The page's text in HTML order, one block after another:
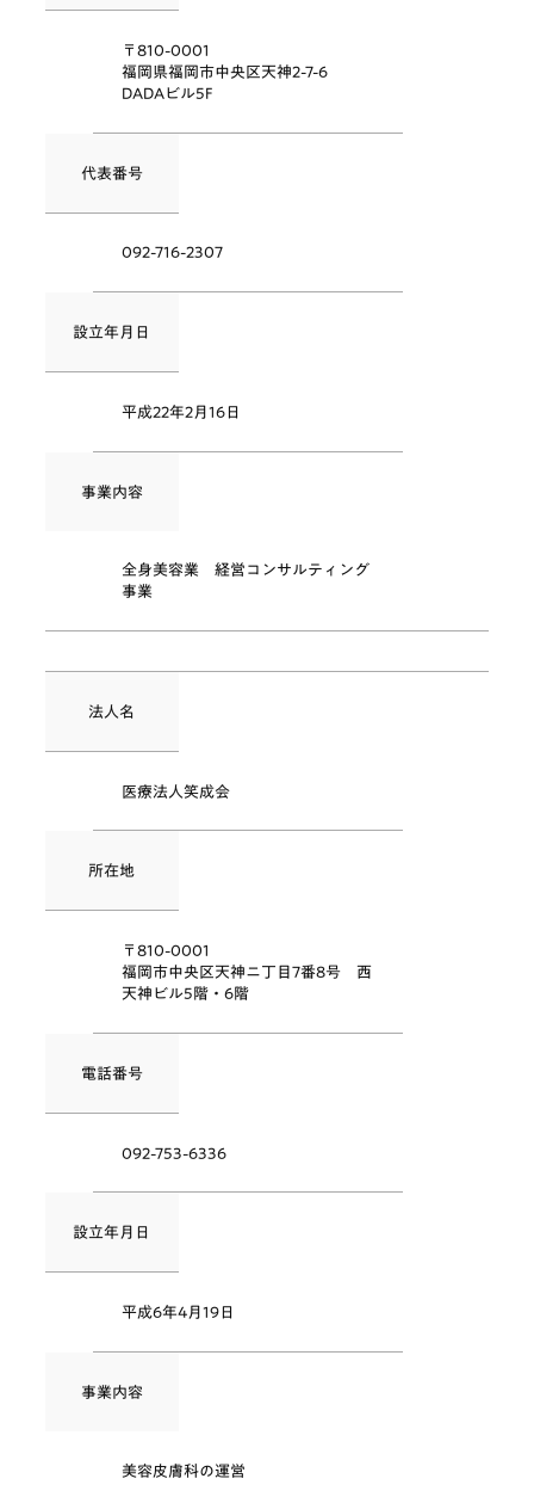
〒810-0001
福岡県福岡市中央区天神2-7-6
DADAビル5F
代表番号
092-716-2307
設立年月日
平成22年2月16日
事業内容
全身美容業 経営コンサルティング
事業
法人名
医療法人笑成会
所在地
〒810-0001
福岡市中央区天神ニ丁目7番8号 西
天神ビル5階・6階
電話番号
092-753-6336
設立年月日
平成6年4月19日
事業内容
美容皮膚科の運営